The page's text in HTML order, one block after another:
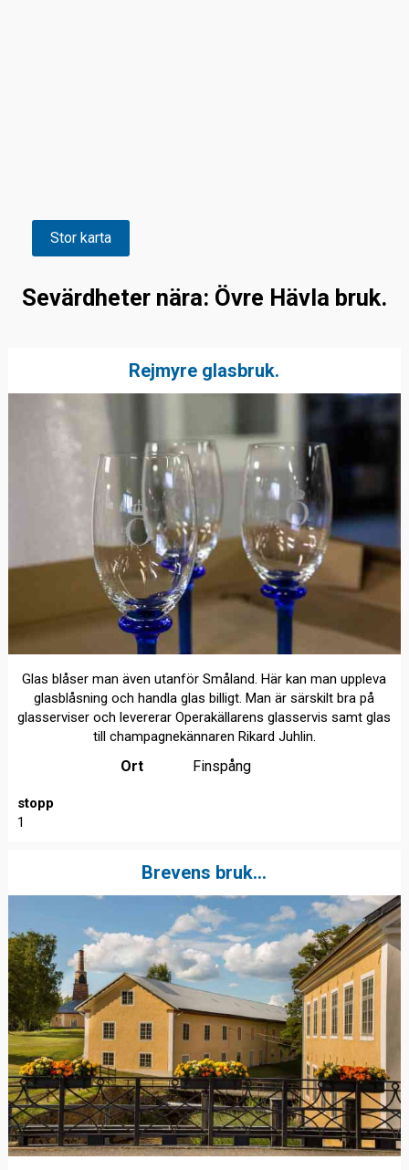
Stor karta
Sevärdheter nära: Övre Hävla bruk.
Rejmyre glasbruk.
Glas blåser man även utanför Småland. Här kan man uppleva
glasblåsning och handla glas billigt. Man är särskilt bra på
glasserviser och levererar Operakällarens glasservis samt glas
till champagnekännaren Rikard Juhlin.
Ort Finspång
stopp
1
Brevens bruk...